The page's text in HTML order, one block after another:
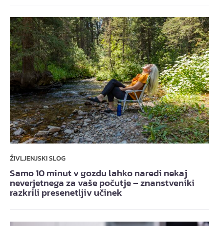
ŽIVLJENJSKI SLOG
Samo 10 minut v gozdu lahko naredi nekaj
neverjetnega za vaše počutje – znanstveniki
razkrili presenetljiv učinek